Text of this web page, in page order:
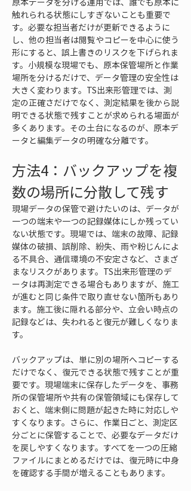
触れられる状態にしすぎないことも重要で
す。必要な担当者だけが更新できるように
し、他の担当者は閲覧やコピーを中心に使う
形にすると、誤上書きのリスクを下げられま
す。小規模な現場でも、原本保管場所と作業
場所を分けるだけで、データ管理の安全性は
大きく変わります。TS出来形管理では、測
定の正確さだけでなく、測定結果を後から説
明できる状態で残すことが求められる場面が
多くあります。その土台になるのが、原本デ
ータと編集データの明確な分離です。
方法4：バックアップを複
数の場所に分散して残す
現場データの保管で避けたいのは、データが
一つの端末や一つの記録媒体にしか残ってい
ない状態です。現場では、端末の故障、記録
媒体の破損、誤削除、紛失、雨や粉じんによ
る不具合、通信環境の不安定さなど、さまざ
まなリスクがあります。TS出来形管理のデ
ータは再測定できる場合もありますが、施工
が進むと同じ条件で取り直せない箇所もあり
ます。施工後に隠れる部分や、立会い時点の
記録などは、失われると復元が難しくなりま
す。
バックアップは、単に別の場所へコピーする
だけでなく、復元できる状態で残すことが重
要です。現場端末に保存したデータを、事務
所の保管場所や共有の保管領域にも保存して
おくと、端末側に問題が起きた時に対応しや
すくなります。さらに、作業日ごと、測定区
分ごとに保管することで、必要なデータだけ
を戻しやすくなります。すべてを一つの圧縮
ファイルにまとめるだけでは、復元時に中身
を確認する手間が増えることもあります。